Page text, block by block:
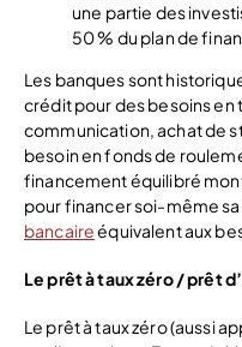
une partie des
50 % du plan de
Les banques sont
crédit pour des besoins en
communication, achat de
besoin en fonds de
financement équilibré
pour financer soi-même
bancaireéquivalent aux
Le prêt à taux zéro / prêt
Le prêt à taux zéro (aussi